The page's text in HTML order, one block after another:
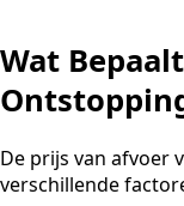
Wat
De prijs van afvoer
verschillende